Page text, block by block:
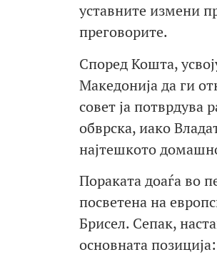
уставните измени
преговорите.
Според Кошта,
Македонија да ги
совет ја потврдува
обврска, иако
најтешкото
Пораката доаѓа во
посветена на
Брисел. Сепак,
основната